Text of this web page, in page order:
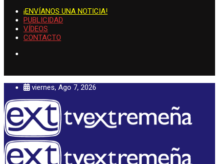
¡ENVÍANOS UNA NOTICIA!
PUBLICIDAD
VÍDEOS
CONTACTO
viernes, Ago 7, 2026